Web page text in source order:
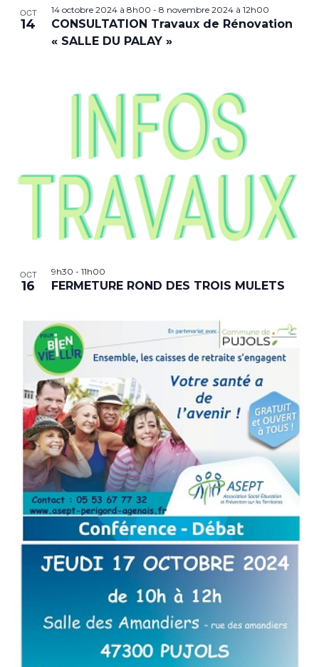
OCT
14
14 octobre 2024 à 8h00 - 8 novembre 2024 à 12h00
CONSULTATION Travaux de Rénovation
« SALLE DU PALAY »
OCT
16
9h30 - 11h00
FERMETURE ROND DES TROIS MULETS